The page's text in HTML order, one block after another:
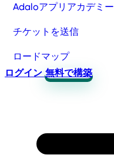
Adaloアプリアカデミー
チケットを送信
ロードマップ
ログイン 無料で構築